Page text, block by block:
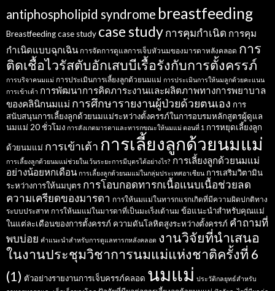
antiphospholipid syndrome breastfeeding
Breastfeeding case study case studyการคุมกำเนิด การคุม
กำเนิดแบบฉุกเฉิน การจัดการดูแลการเจ็บหัวนมของมารดาหลังคลอด การ
ติดเชื้อไวรัสตับอักเสบบีเรื้อรังกับการตั้งครรภ์
การบริจาคนมแม่ การประเมินการเลี้ยงลูกด้วยนมแม่ การประเมินการให้นมลูกด้วยคะแนน
การเข้าเต้า การพัฒนาการคิดภาระงานและผลิตภาพทางการพยาบาล
ของคลินิกนมแม่ การศึกษารายงานผู้ป่วยด้วยตนเอง การ
สนับสนุนการเลี้ยงลูกด้วยนมแม่ระหว่างตั้งครรภ์ในการอบรมหลักสูตรผู้ดูแล
นมแม่ 20 ชั่วโมง การสังเกตมารดาและทารกขณะให้นมแม่ ตอนที่ 1 การหยุดเลี้ยงลูก
ด้วยนมแม่ การเข้าเต้า การเลี้ยงลูกด้วยนมแม่
การเลี้ยงลูกด้วยนมแม่ช่วยในเว้นระยะการมีบุตรได้อย่างไร? การเลี้ยงลูกด้วยนมแม่
อย่างน้อยหกเดือน การเลี้ยงลูกด้วยนมแม่ในกลุ่มประเทศอาเซียน การเสริมวิตามิน
ระหว่างการให้นมบุตร การโอบกอดทารกเนื้อแนบเนื้อช่วยลด
ความเครียดของมารดา การให้นมแม่ในทารกแรกเกิดที่มีความผิดปกติทาง
ระบบประสาท การให้นมแม่ในมารดาที่เป็นมะเร็งเต้านม ข้อแนะนำสำหรับคุณแม่
ในแต่ละเดือนของการตั้งครรภ์ ความดันโลหิตสูงระหว่างตั้งครรภ์ คำถามที่
พบบ่อย คำแนะนำสำหรับการดูแลทารกหลังคลอด งานวิจัยที่นำเสนอ
ในงานประชุมวิชาการนมแม่แห่งชาติครั้งที่ 6
(1) ตัวอย่างรายงานการเจ็บครรภ์คลอด นมแม่ ประวัติกลยุทธ์สำหรับ